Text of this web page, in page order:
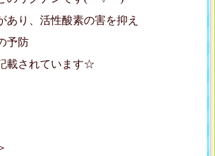
あり、活性酸素の害を抑え
予防
載されています☆